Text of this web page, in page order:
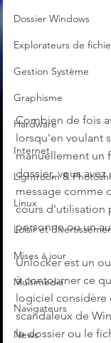
Dossier Windows
Explorateurs de
Gestion Système
Graphisme
Hardware
Internet
Lightroom &
Linux
Loisir et
Mises à jour
Multimedia
Navigateurs
News
Combien de fois
lorsqu'en voulant
manuellement un
dossier, vous
message comme
cours d'utilisation
personne ou un
Unlocker est un
à contourner ce
logiciel considère
scandaleux de
le dossier ou le